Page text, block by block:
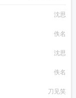
沈思
佚名
沈思
佚名
刀见笑